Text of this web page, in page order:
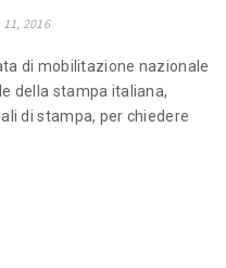
2016
di mobilitazione nazionale
della stampa italiana,
di stampa, per chiedere